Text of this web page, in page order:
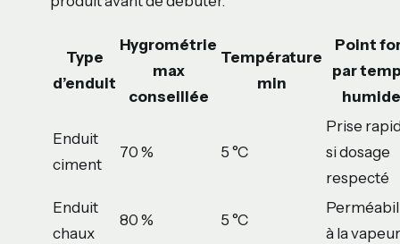
Type
d’enduit
Hygrométrie
max
conseillée
Température
min
Point
par
humide
Enduit
ciment
70 % 5 °C
Prise
si dosage
respecté
Enduit
chaux
80 % 5 °C
à la vapeur